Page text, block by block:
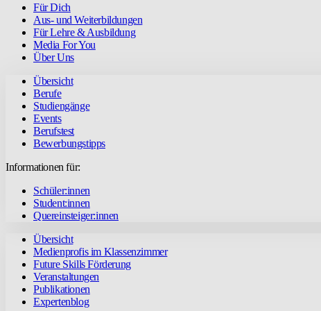
Für Dich
Aus- und Weiterbildungen
Für Lehre & Ausbildung
Media For You
Über Uns
Übersicht
Berufe
Studiengänge
Events
Berufstest
Bewerbungstipps
Informationen für:
Schüler:innen
Student:innen
Quereinsteiger:innen
Übersicht
Medienprofis im Klassenzimmer
Future Skills Förderung
Veranstaltungen
Publikationen
Expertenblog